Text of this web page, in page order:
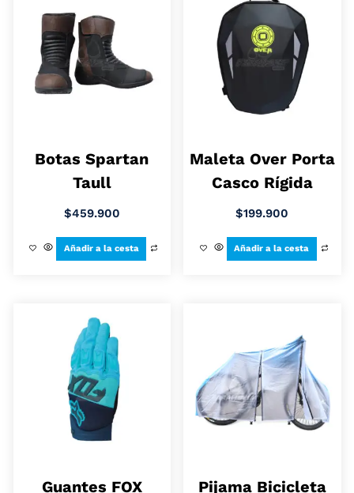
Botas Spartan
Taull
$459.900
Añadir a la cesta
Maleta Over Porta
Casco Rígida
$199.900
Añadir a la cesta
Guantes FOX Pijama Bicicleta